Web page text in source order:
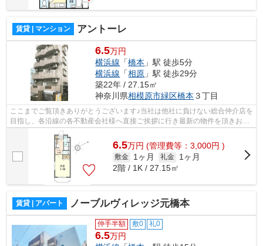
賃貸 | マンション アントーレ
6.5万円
横浜線 「橋本 」駅 徒歩5分
横浜線 「相原 」駅 徒歩29分
築22年 / 27.15㎡
神奈川県相模原市緑区橋本 ３丁目
ここまでご覧頂きありがとうございます♪当社は他社に負けない総合仲介店を
目指し、各沿線の各不動産会社様へ直接ご挨拶に行き最新の物件を頂きお客
様へ提供しております！最新の情報は...
6.5万円 (管理費等：3,000円 )
敷金 1ヶ月 礼金
1ヶ月
2階 / 1K / 27.15㎡
賃貸 | アパート ノーブルヴィレッジ元橋本
仲手半額 敷0 礼0
6.5万円